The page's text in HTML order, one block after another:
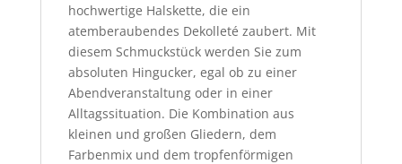
hochwertige Halskette, die ein
atemberaubendes Dekolleté zaubert. Mit
diesem Schmuckstück werden Sie zum
absoluten Hingucker, egal ob zu einer
Abendveranstaltung oder in einer
Alltagssituation. Die Kombination aus
kleinen und großen Gliedern, dem
Farbenmix und dem tropfenförmigen